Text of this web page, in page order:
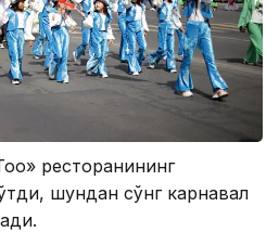
ресторанининг
шундан сўнг карнавал